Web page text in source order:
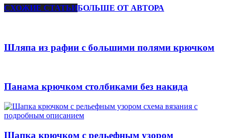
СХОЖИЕ СТАТЬИБОЛЬШЕ ОТ АВТОРА
Шляпа из рафии с большими полями крючком
Панама крючком столбиками без накида
Шапка крючком с рельефным узором